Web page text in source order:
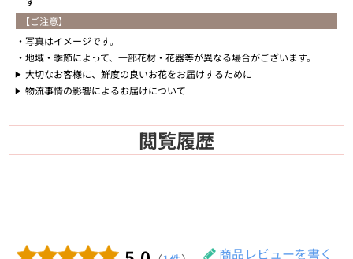
【ご注意】
写真はイメージです。
地域・季節によって、一部花材・花器等が異なる場合がございます。
大切なお客様に、鮮度の良いお花をお届けするために
物流事情の影響によるお届けについて
閲覧履歴
商品レビューを書く